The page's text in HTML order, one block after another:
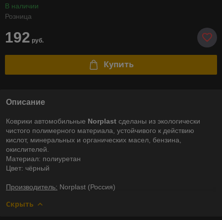
В наличии
Розница
192 руб.
Купить
Описание
Коврики автомобильные Norplast сделаны из экологически
чистого полимерного материала, устойчивого к действию
кислот, минеральных и органических масел, бензина,
окислителей.
Материал: полиуретан
Цвет: чёрный
Производитель: Norplast (Россия)
Скрыть